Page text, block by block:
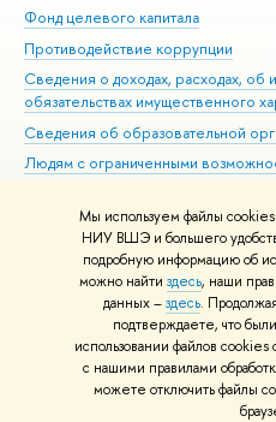
Мы используем файлы cookies
НИУ ВШЭ и большего
подробную информацию об
можно найти здесь, наши
данных –здесь.
подтверждаете, что
использовании файлов
с нашими правилами
можете отключить файлы
Фонд целевого капитала
Противодействие коррупции
Сведения о доходах, расходах, об
обязательствах имущественного
Сведения об образовательной
Людям с ограниченными
Работа в Вышке
© НИУ ВШЭ 1993–2026 Адреса и
материалов Политика
Шрифты HSE Sans и HSE Slab